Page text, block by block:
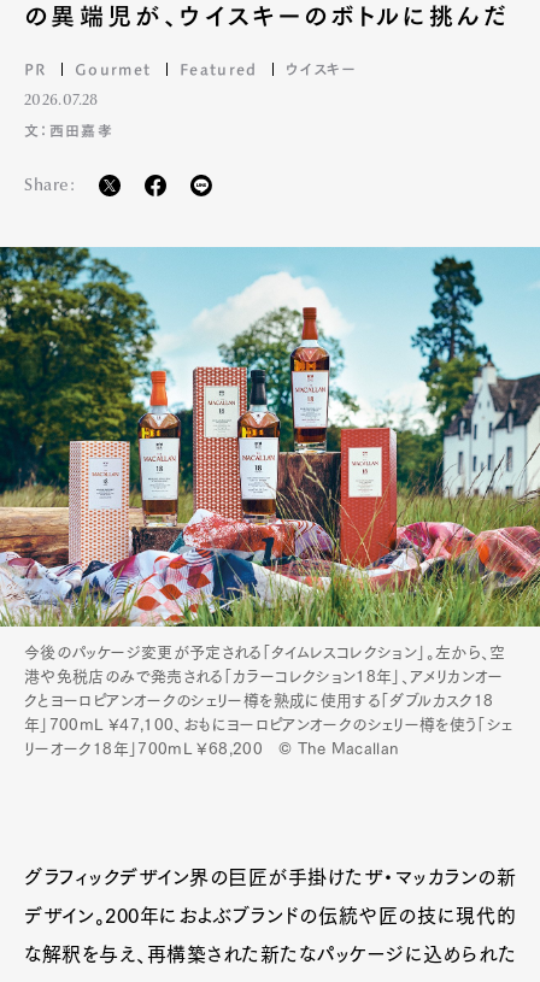
の異端児が、ウイスキーのボトルに挑んだ
PR Gourmet Featured ウイスキー
2026.07.28
文：西田嘉孝
Share:
今後のパッケージ変更が予定される「タイムレスコレクション」。左から、空
港や免税店のみで発売される「カラーコレクション18年」、アメリカンオー
クとヨーロピアンオークのシェリー樽を熟成に使用する「ダブルカスク18
年」700mL ¥47,100、おもにヨーロピアンオークのシェリー樽を使う「シェ
リーオーク18年」700mL ¥68,200 © The Macallan
グラフィックデザイン界の巨匠が手掛けたザ・マッカランの新
デザイン。200年におよぶブランドの伝統や匠の技に現代的
な解釈を与え、再構築された新たなパッケージに込められた